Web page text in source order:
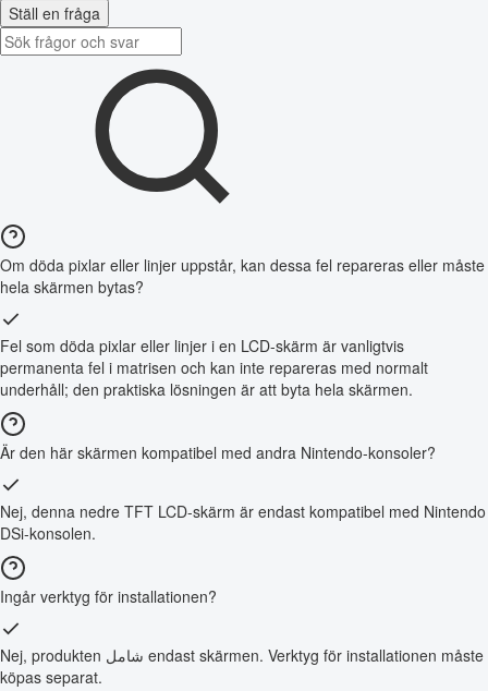
Ställ en fråga
Om döda pixlar eller linjer uppstår, kan dessa fel repareras eller måste
hela skärmen bytas?
Fel som döda pixlar eller linjer i en LCD-skärm är vanligtvis
permanenta fel i matrisen och kan inte repareras med normalt
underhåll; den praktiska lösningen är att byta hela skärmen.
Är den här skärmen kompatibel med andra Nintendo-konsoler?
Nej, denna nedre TFT LCD-skärm är endast kompatibel med Nintendo
DSi-konsolen.
Ingår verktyg för installationen?
Nej, produkten شامل endast skärmen. Verktyg för installationen måste
köpas separat.